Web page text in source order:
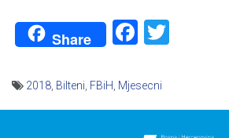
Share Facebook
2018 Bilteni FBiH Mjesecni